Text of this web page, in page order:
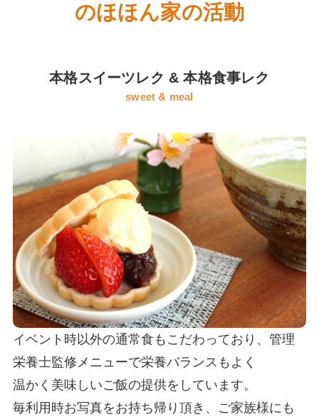
のほほん家の活動
本格スイーツレク & 本格食事レク
sweet & meal
イベント時以外の通常食もこだわっており、管理
栄養士監修メニューで栄養バランスもよく
温かく美味しいご飯の提供をしています。​
​毎利用時お写真をお持ち帰り頂き、ご家族様にも